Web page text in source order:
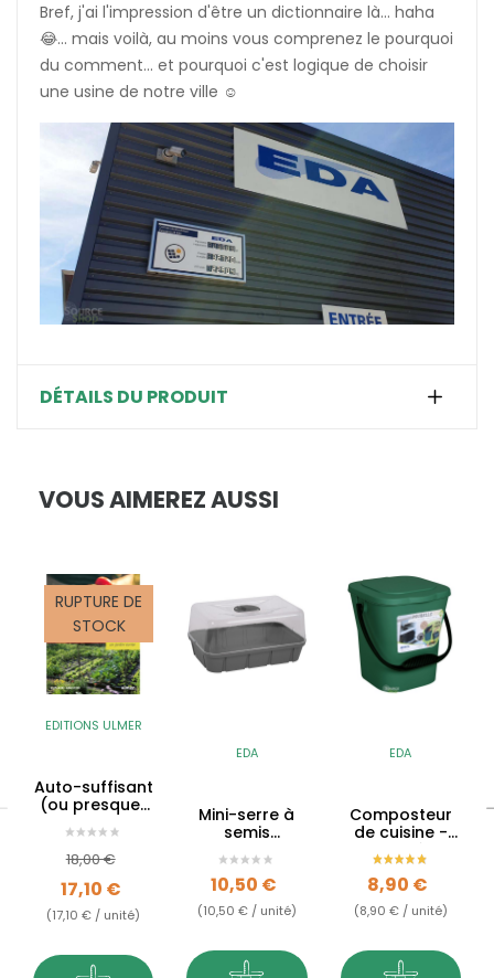
Bref, j'ai l'impression d'être un dictionnaire là... haha
😂... mais voilà, au moins vous comprenez le pourquoi
du comment... et pourquoi c'est logique de choisir
une usine de notre ville ☺️
DÉTAILS DU PRODUIT
VOUS AIMEREZ AUSSI
RUPTURE DE
STOCK
EDITIONS ULMER
Auto-suffisant
(ou presque)
- Manuel pour
un jardin
vivrier
Prix de base
18,00 €
17,10 €
(17,10 € / unité)
EDA
Mini-serre à
semis
Prix
10,50 €
(10,50 € / unité)
EDA
Composteur
de cuisine -
Seau à
compost
Prix
8,90 €
(8,90 € / unité)